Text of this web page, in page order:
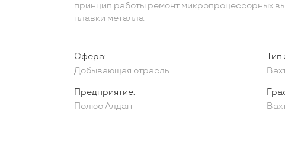
принцип работы ремонт микропроцессорных
плавки металла.
Сфера:
Добывающая отрасль
Тип
Предприятие:
Полюс Алдан